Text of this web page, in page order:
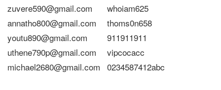
zuvere590@gmail.com
whoiam625
annatho800@gmail.com
thoms0n658
youtu890@gmail.com
911911911
uthene790p@gmail.com
vipcocacc
michael2680@gmail.com 0234587412abc